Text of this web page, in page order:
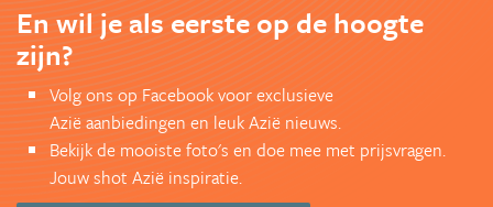
En wil je als eerste op de hoogte
zijn?
Volg ons op Facebook voor exclusieve
Azië aanbiedingen en leuk Azië nieuws.
Bekijk de mooiste foto's en doe mee met prijsvragen.
Jouw shot Azië inspiratie.